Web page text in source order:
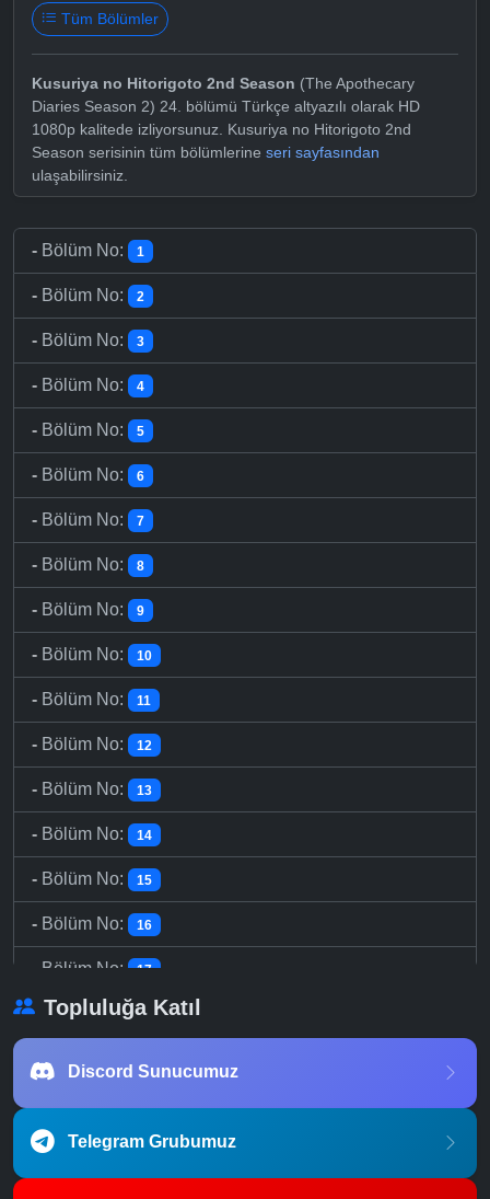
Tüm Bölümler
Kusuriya no Hitorigoto 2nd Season (The Apothecary
Diaries Season 2) 24. bölümü Türkçe altyazılı olarak HD
1080p kalitede izliyorsunuz. Kusuriya no Hitorigoto 2nd
Season serisinin tüm bölümlerine seri sayfasından
ulaşabilirsiniz.
- Bölüm No: 1
- Bölüm No: 2
- Bölüm No: 3
- Bölüm No: 4
- Bölüm No: 5
- Bölüm No: 6
- Bölüm No: 7
- Bölüm No: 8
- Bölüm No: 9
- Bölüm No: 10
- Bölüm No: 11
- Bölüm No: 12
- Bölüm No: 13
- Bölüm No: 14
- Bölüm No: 15
- Bölüm No: 16
Bölüm No: 17
- Bölüm No: 18
-Bölüm No:
-Bölüm No: 21
Topluluğa Katıl
Discord Sunucumuz
Telegram Grubumuz